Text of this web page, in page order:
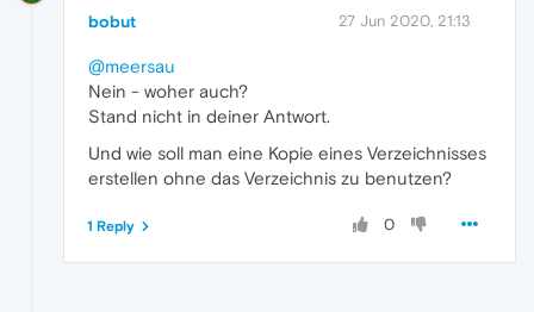
bobut 27 Jun 2020, 21:13
@meersau
Nein - woher auch?
Stand nicht in deiner Antwort.
Und wie soll man eine Kopie eines Verzeichnisses
erstellen ohne das Verzeichnis zu benutzen?
0
1 Reply